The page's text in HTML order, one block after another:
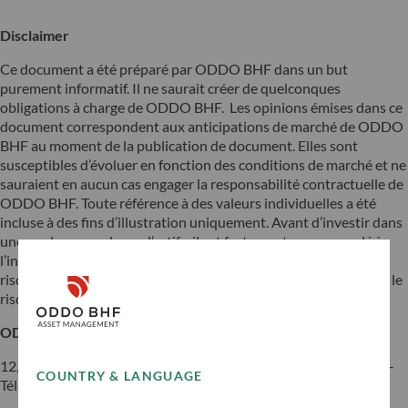
COUNTRY & LANGUAGE
Disclaimer
Ce document a été préparé par ODDO BHF dans un but
purement informatif. Il ne saurait créer de quelconques
obligations à charge de ODDO BHF. Les opinions émises dans ce
document correspondent aux anticipations de marché de ODDO
BHF au moment de la publication de document. Elles sont
susceptibles d’évoluer en fonction des conditions de marché et ne
sauraient en aucun cas engager la responsabilité contractuelle de
ODDO BHF. Toute référence à des valeurs individuelles a été
incluse à des fins d’illustration uniquement. Avant d’investir dans
une quelconque classe d’actifs, il est fortement recommandé à
l’investisseur potentiel de s’enquérir de manière détaillée des
risques auxquels ces classes d’actifs sont exposées notamment le
risque de perte en capital.
ODDO BHF
12, boulevard de la Madeleine – 75440 Paris Cedex 09 France –
Tél. : 33(0)1 44 51 85 00 – Fax : 33(0)1 44 51 85 10 –